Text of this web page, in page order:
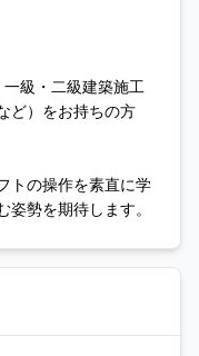
級・二級建築施工
ど）をお持ちの方
トの操作を素直に学
勢を期待します。